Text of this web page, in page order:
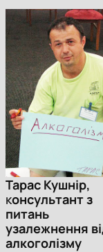
Тарас Кушнір,
консультант з
питань
узалежнення
алкоголізму